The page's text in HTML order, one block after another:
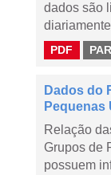
dados são
PDF
Dados do
Pequenas
Relação
Grupos de
possuem